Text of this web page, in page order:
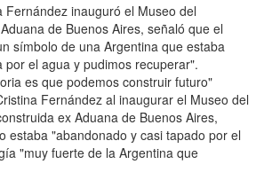
Fernández inauguró el Museo del
de Buenos Aires, señaló que el
símbolo de una Argentina que estaba
por el agua y pudimos recuperar".
es que podemos construir futuro"
Fernández al inaugurar el Museo del
ex Aduana de Buenos Aires,
estaba "abandonado y casi tapado por el
"muy fuerte de la Argentina que